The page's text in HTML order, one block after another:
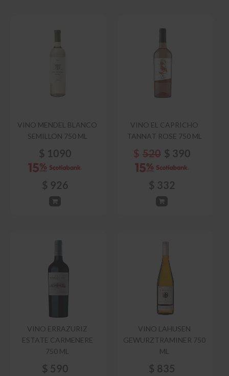
VINO MENDEL BLANCO
SEMILLON 750 ML
$ 1090
$ 926
VINO EL CAPRICHO
TANNAT ROSE 750 ML
$ 520 $ 390
$ 332
VINO ERRAZURIZ
ESTATE CARMENERE
750 ML
$ 590
VINO LAHUSEN
GEWURZTRAMINER 750
ML
$ 835